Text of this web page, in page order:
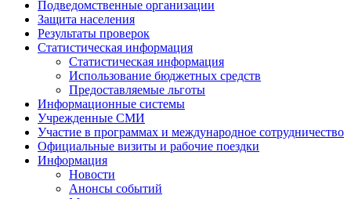
Подведомственные организации
Защита населения
Результаты проверок
Статистическая информация
Статистическая информация
Использование бюджетных средств
Предоставляемые льготы
Информационные системы
Учрежденные СМИ
Участие в программах и международное сотрудничество
Официальные визиты и рабочие поездки
Информация
Новости
Анонсы событий